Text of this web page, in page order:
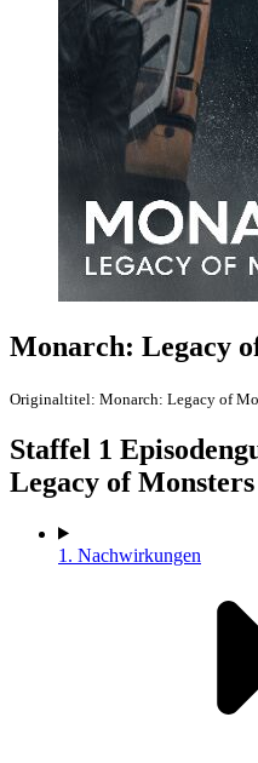
Monarch: Legacy
Originaltitel: Monarch: Legacy of
Staffel 1
Legacy of Monsters
1. Nachwirkungen